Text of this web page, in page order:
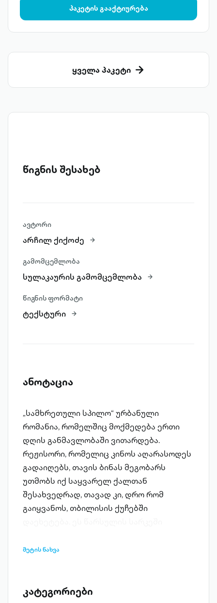
პაკეტის გააქტიურება
ყველა პაკეტი
წიგნის შესახებ
ავტორი
არჩილ ქიქოძე
გამომცემლობა
სულაკაურის გამომცემლობა
წიგნის ფორმატი
ტექსტური
ანოტაცია
„სამხრეთული სპილო“ ურბანული
რომანია, რომელშიც მოქმედება ერთი
დღის განმავლობაში ვითარდება.
რეჟისორი, რომელიც კინოს აღარასოდეს
გადაიღებს, თავის ბინას მეგობარს
უთმობს იქ საყვარელ ქალთან
შესახვედრად, თავად კი, დრო რომ
გაიყვანოს, თბილისის ქუჩებში
გადაფასების დღეა, სადაც
ტრაგედიები. მთავარი გმირის
მეტის ნახვა
კატეგორიები